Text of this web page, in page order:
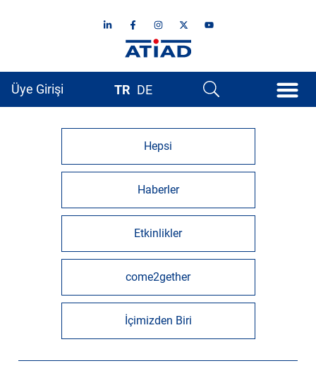
Üye Girişi TR DE
Hepsi
Haberler
Etkinlikler
come2gether
İçimizden Biri